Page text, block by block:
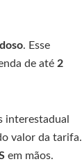
. Esse
de até 2
interestadual
valor da tarifa.
em mãos.